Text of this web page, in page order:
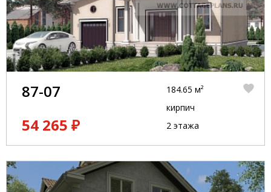
87-07
54 265 ₽
184.65 м²
кирпич
2 этажа